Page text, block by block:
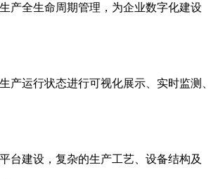
产全生命周期管理，为企业数字化建设
运行状态进行可视化展示、实时监测、
台建设，复杂的生产工艺、设备结构及